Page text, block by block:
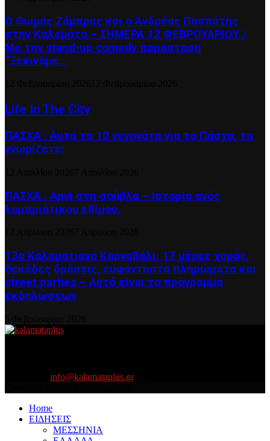
Ο Θωμάς Ζάμπρας και ο Ανδρέας Πασπάτης
στην Καλαμάτα – ΣΗΜΕΡΑ 12 ΦΕΒΡΟΥΑΡΙΟΥ /
Με την stand-up comedy παράσταση
“Ξεκινάμε...
Life In The City
ΠΑΣΧΑ : Αυτά τα 10 γεγονότα για το Πάσχα, τα
γνωρίζετε;
ΠΑΣΧΑ : Αρνί στη σούβλα – Ιστορία ενός
λαμπριάτικου εθίμου.
13ο Καλαματιανό Καρναβάλι: 17 μέρες χορός,
δεκάδες δράσεις, ευφάνταστα πληρώματα και
street parties – Αυτό είναι το πρόγραμμα
εκδηλώσεων
info@kalamataplus.gr
Home
ΕΙΔΗΣΕΙΣ
ΜΕΣΣΗΝΙΑ